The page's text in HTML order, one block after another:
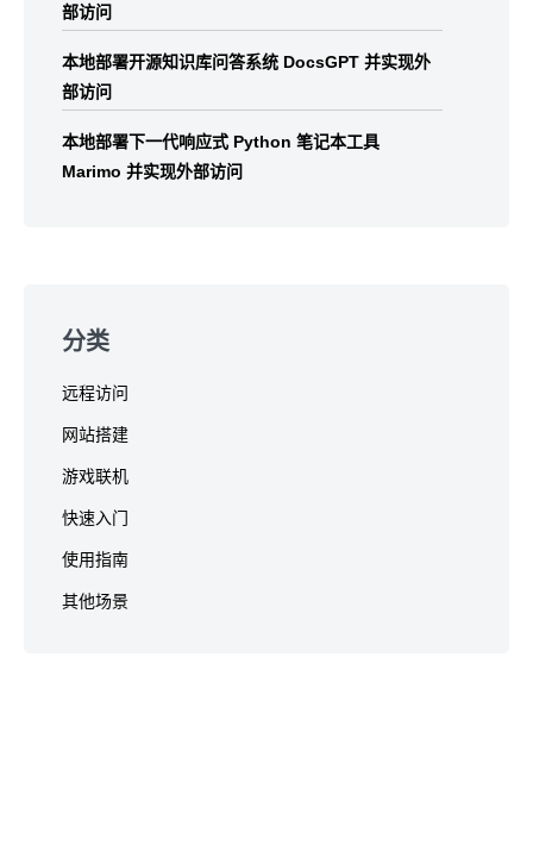
部访问
本地部署开源知识库问答系统 DocsGPT 并实现外
部访问
本地部署下一代响应式 Python 笔记本工具
Marimo 并实现外部访问
分类
远程访问
网站搭建
游戏联机
快速入门
使用指南
其他场景